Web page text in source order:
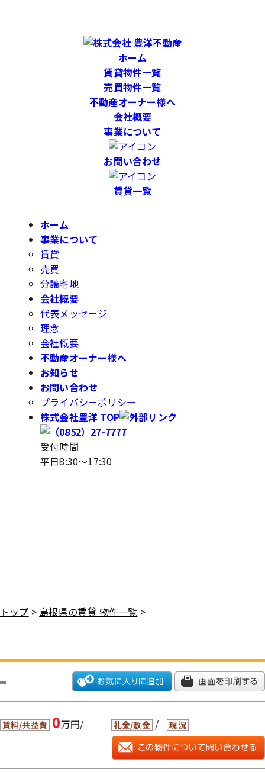
ホーム
賃貸物件一覧
売買物件一覧
不動産オーナー様へ
会社概要
事業について
お問い合わせ
賃貸一覧
ホーム
事業について
賃貸
売買
分譲宅地
会社概要
代表メッセージ
理念
会社概要
不動産オーナー様へ
お知らせ
お問い合わせ
プライバシーポリシー
株式会社豊洋 TOP
受付時間
平日8:30～17:30
トップ > 島根県の賃貸 物件一覧 >
賃料/共益費 0万円/ 礼金/敷金 / 現況